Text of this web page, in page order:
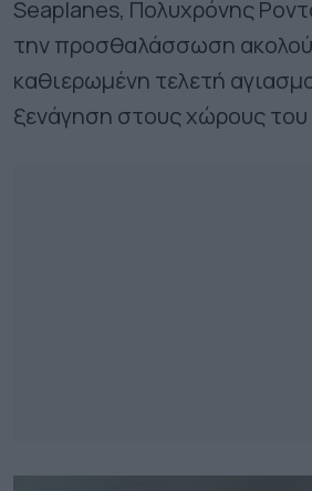
Seaplanes, Πολυχρόνης
την προσθαλάσσωση
καθιερωμένη τελετή
ξενάγηση στους χώρους